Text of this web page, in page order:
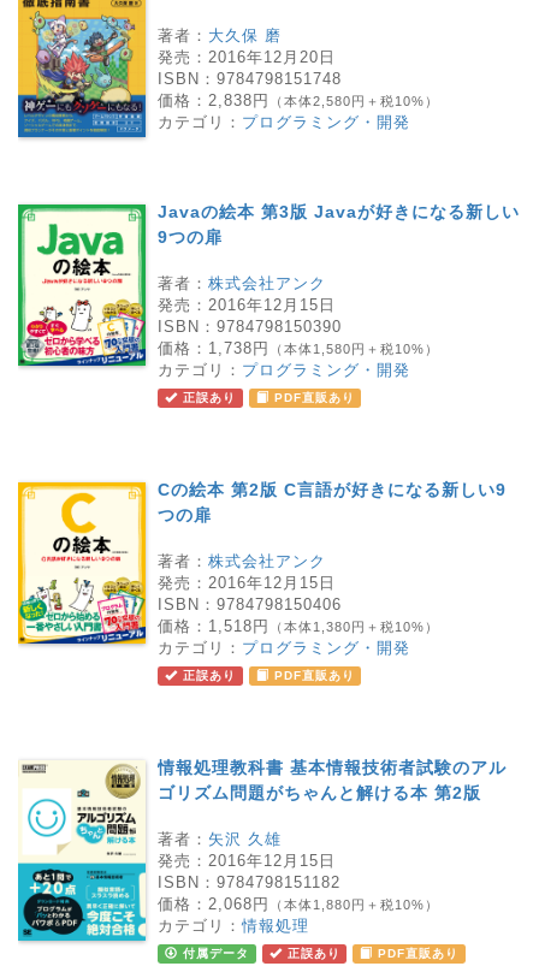
著者： 大久保 磨
発売： 2016年12月20日
ISBN： 9784798151748
価格： 2,838円 （本体2,580円＋税10%）
カテゴリ： プログラミング・開発
Javaの絵本 第3版 Javaが好きになる新しい
9つの扉
著者： 株式会社アンク
発売： 2016年12月15日
ISBN： 9784798150390
価格： 1,738円 （本体1,580円＋税10%）
カテゴリ： プログラミング・開発
正誤あり PDF直販あり
Cの絵本 第2版 C言語が好きになる新しい9
つの扉
著者： 株式会社アンク
発売： 2016年12月15日
ISBN： 9784798150406
価格： 1,518円 （本体1,380円＋税10%）
カテゴリ： プログラミング・開発
正誤あり PDF直販あり
情報処理教科書 基本情報技術者試験のアル
ゴリズム問題がちゃんと解ける本 第2版
著者： 矢沢 久雄
発売： 2016年12月15日
ISBN： 9784798151182
価格： 2,068円 （本体1,880円＋税10%）
カテゴリ：情報処理
付属データ 正誤あり PDF直販あり